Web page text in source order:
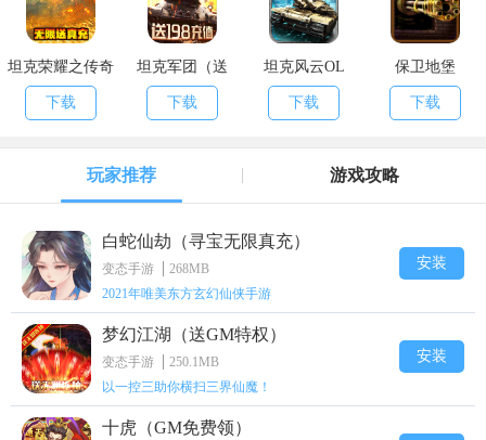
坦克荣耀之传奇
王者（日送真
充）
下载
坦克军团（送
198充值卡）
下载
坦克风云OL
下载
保卫地堡
下载
玩家推荐 游戏攻略
白蛇仙劫（寻宝无限真充）
变态手游
268MB
2021年唯美东方玄幻仙侠手游
安装
梦幻江湖（送GM特权）
变态手游
250.1MB
以一控三助你横扫三界仙魔！
安装
十虎（GM免费领）